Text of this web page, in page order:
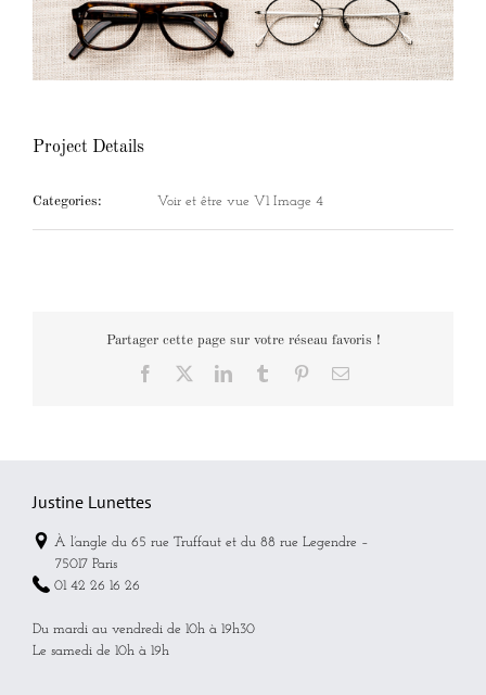
Project Details
Categories: Voir et être vue V1 Image 4
Partager cette page sur votre réseau favoris !
Facebook LinkedInTumblr PinterestEmail
Justine Lunettes
À l’angle du 65 rue Truffaut et du 88 rue Legendre –
75017 Paris
01 42 26 16 26
Du mardi au vendredi de 10h à 19h30
Le samedi de 10h à 19h